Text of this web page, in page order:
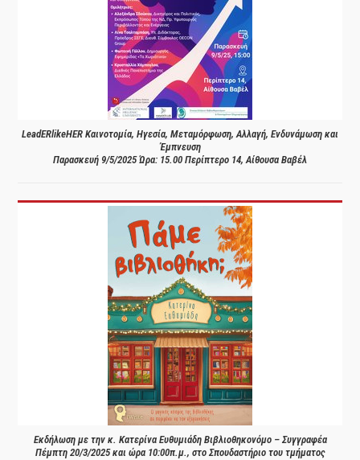
LeadERlikeHER Καινοτομία, Ηγεσία, Μεταμόρφωση, Αλλαγή, Ενδυνάμωση και
Έμπνευση
Παρασκευή 9/5/2025 Ώρα: 15.00 Περίπτερο 14, Αίθουσα Βαβέλ
Εκδήλωση με την κ. Κατερίνα Ευθυμιάδη Βιβλιοθηκονόμο – Συγγραφέα
Πέμπτη 20/3/2025 και ώρα 10:00π.μ., στο Σπουδαστήριο του τμήματος